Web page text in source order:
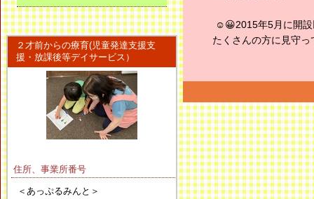
☺️😀2015年5月に開設
たくさんの方に見守
２才前からの療育(児童発達支援支
援・放課後等デイサービス）
住所、事業所番号
＜あっぷるみんと＞